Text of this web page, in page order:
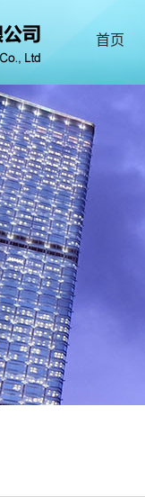
首页